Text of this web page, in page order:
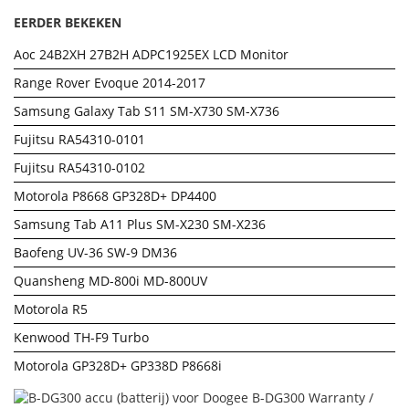
EERDER BEKEKEN
Aoc 24B2XH 27B2H ADPC1925EX LCD Monitor
Range Rover Evoque 2014-2017
Samsung Galaxy Tab S11 SM-X730 SM-X736
Fujitsu RA54310-0101
Fujitsu RA54310-0102
Motorola P8668 GP328D+ DP4400
Samsung Tab A11 Plus SM-X230 SM-X236
Baofeng UV-36 SW-9 DM36
Quansheng MD-800i MD-800UV
Motorola R5
Kenwood TH-F9 Turbo
Motorola GP328D+ GP338D P8668i